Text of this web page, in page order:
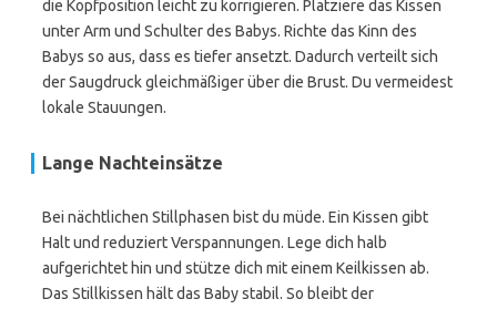
die Kopfposition leicht zu korrigieren. Platziere das Kissen
unter Arm und Schulter des Babys. Richte das Kinn des
Babys so aus, dass es tiefer ansetzt. Dadurch verteilt sich
der Saugdruck gleichmäßiger über die Brust. Du vermeidest
lokale Stauungen.
Lange Nachteinsätze
Bei nächtlichen Stillphasen bist du müde. Ein Kissen gibt
Halt und reduziert Verspannungen. Lege dich halb
aufgerichtet hin und stütze dich mit einem Keilkissen ab.
Das Stillkissen hält das Baby stabil. So bleibt der